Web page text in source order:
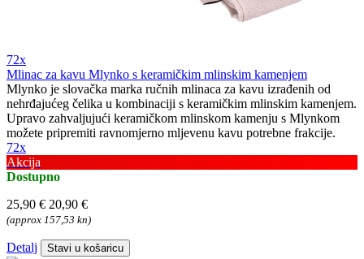
72x
Mlinac za kavu Mlynko s keramičkim mlinskim kamenjem
Mlynko je slovačka marka ručnih mlinaca za kavu izrađenih od
nehrđajućeg čelika u kombinaciji s keramičkim mlinskim kamenjem.
Upravo zahvaljujući keramičkom mlinskom kamenju s Mlynkom
možete pripremiti ravnomjerno mljevenu kavu potrebne frakcije.
72x
Akcija
Dostupno
25,90 € 20,90 €
(approx 157,53 kn)
Detalj Stavi u košaricu